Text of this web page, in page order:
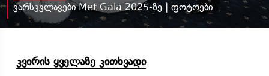
ვარსკვლავები Met Gala 2025-ზე | ფოტოები
კვირის ყველაზე კითხვადი